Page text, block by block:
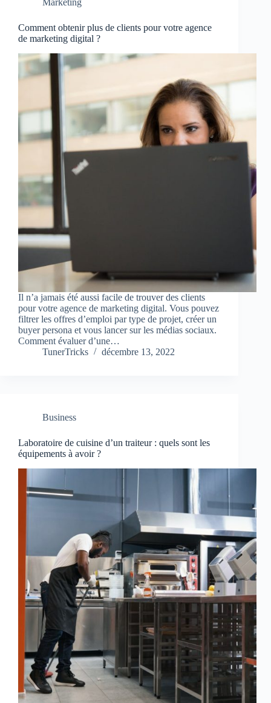
Marketing
Comment obtenir plus de clients pour votre agence
de marketing digital ?
Il n’a jamais été aussi facile de trouver des clients
pour votre agence de marketing digital. Vous pouvez
filtrer les offres d’emploi par type de projet, créer un
buyer persona et vous lancer sur les médias sociaux.
Comment évaluer d’une…
TunerTricks
décembre 13, 2022
Business
Laboratoire de cuisine d’un traiteur : quels sont les
équipements à avoir ?